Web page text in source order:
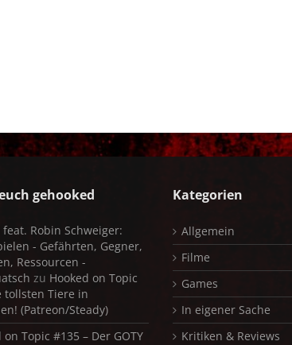
gehooked
feat. Robin Schweiger:
- Gefährten, Gegner,
Ressourcen -
zu Hooked on Topic
tollsten Tiere in
(Patreon/Steady)
on Topic #135 – Der GOTY
Kategorien
Allgemein
Filme
Games
In eigener Sache
Kritiken & Reviews